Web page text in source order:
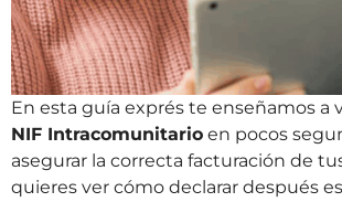
En esta guía exprés te enseñamos a
NIF Intracomunitario en pocos
asegurar la correcta facturación de
quieres ver cómo declarar después